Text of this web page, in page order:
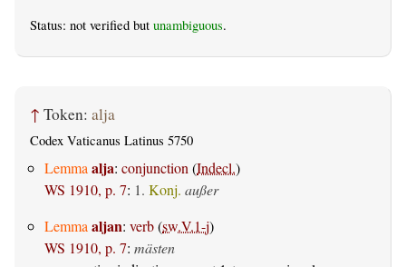
Status: not verified but unambiguous.
↑ Token: alja
Codex Vaticanus Latinus 5750
Lemma alja: conjunction (Indecl.)
WS 1910, p. 7: 1. Konj. außer
Lemma aljan: verb(sw.V.1-j)
WS 1910, p. 7: mästen